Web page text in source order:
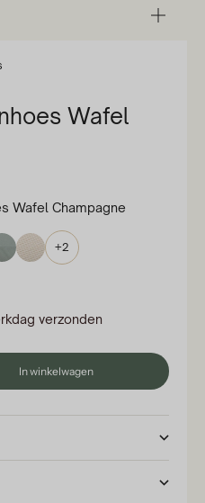
Wafel
Wafel Champagne
+2
verzonden
In winkelwagen